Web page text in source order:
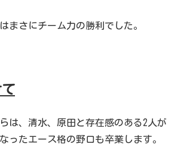
まさにチーム力の勝利でした。
は、清水、原田と存在感のある2人が
ったエース格の野口も卒業します。